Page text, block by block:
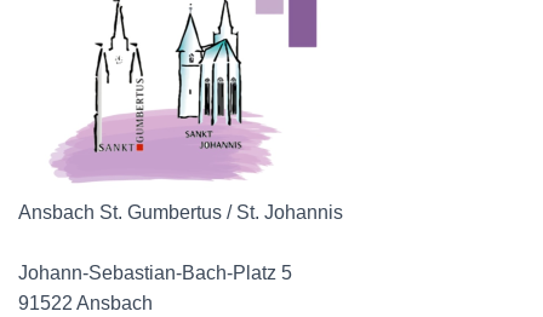
Ansbach St. Gumbertus / St. Johannis
Johann-Sebastian-Bach-Platz 5
91522 Ansbach